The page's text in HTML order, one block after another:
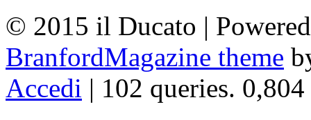
© 2015 il Ducato |
BranfordMagazine theme
Accedi | 102 queries. 0,804